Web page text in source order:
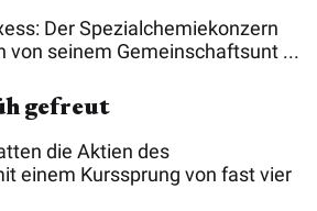
Der Spezialchemiekonzern
von seinem Gemeinschaftsunt ...
gefreut
die Aktien des
einem Kurssprung von fast vier